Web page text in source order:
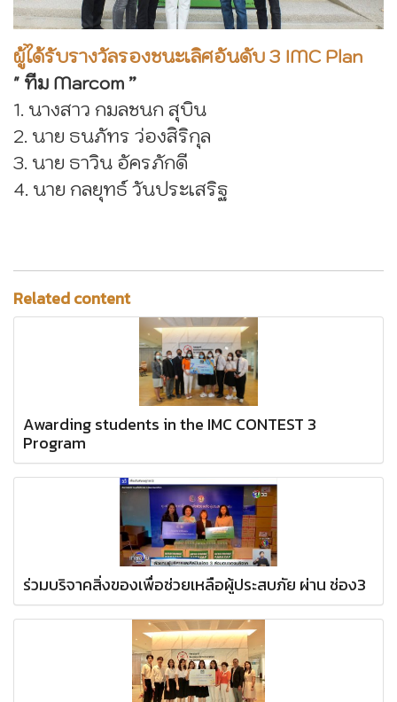
ผู้ได้รับรางวัลรองชนะเลิศอันดับ 3 IMC Plan
" ทีม Marcom ”
1. นางสาว กมลชนก สุบิน
2. นาย ธนภัทร ว่องสิริกุล
3. นาย ธาวิน อัครภักดี
4. นาย กลยุทธ์ วันประเสริฐ
Related content
Awarding students in the IMC CONTEST 3
Program
ร่วมบริจาคสิ่งของเพื่อช่วยเหลือผู้ประสบภัย ผ่าน ช่อง3